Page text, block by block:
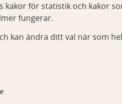
kakor för statistik och kakor
fungerar.
kan ändra ditt val när som